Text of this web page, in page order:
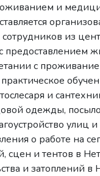
и
из
с
и
одежды,
улиц
о работе на
сцен и тентов в
и затоплений в